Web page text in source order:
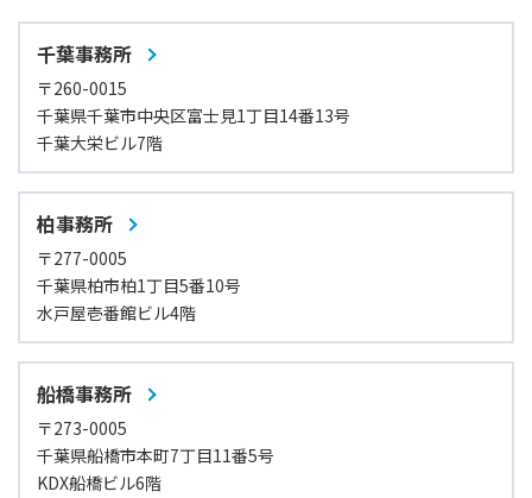
千葉事務所
〒260-0015
千葉県千葉市中央区富士見1丁目14番13号
千葉大栄ビル7階
柏事務所
〒277-0005
千葉県柏市柏1丁目5番10号
水戸屋壱番館ビル4階
船橋事務所
〒273-0005
千葉県船橋市本町7丁目11番5号
KDX船橋ビル6階